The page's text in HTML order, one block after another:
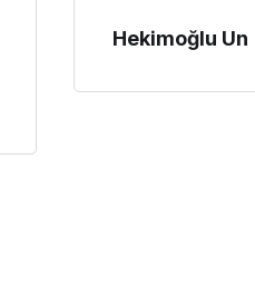
Hekimoğlu Un